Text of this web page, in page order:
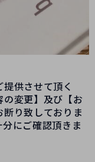
供させて頂く
変更】及び【お
り致しておりま
にご確認頂きま